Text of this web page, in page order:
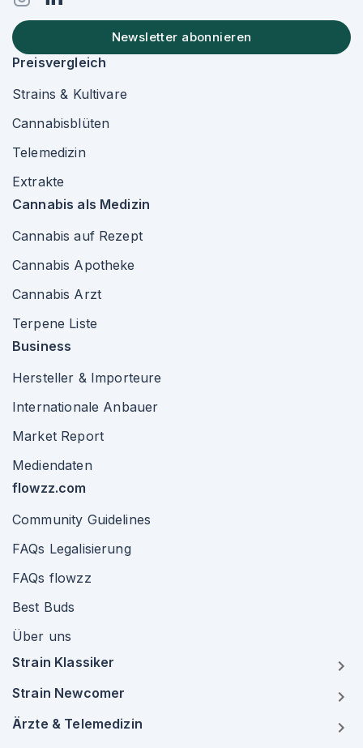
Newsletter abonnieren
Preisvergleich
Strains & Kultivare
Cannabisblüten
Telemedizin
Extrakte
Cannabis als Medizin
Cannabis auf Rezept
Cannabis Apotheke
Cannabis Arzt
Terpene Liste
Business
Hersteller & Importeure
Internationale Anbauer
Market Report
Mediendaten
flowzz.com
Community Guidelines
FAQs Legalisierung
FAQs flowzz
Best Buds
Über uns
Strain Klassiker
Strain Newcomer
Ärzte & Telemedizin